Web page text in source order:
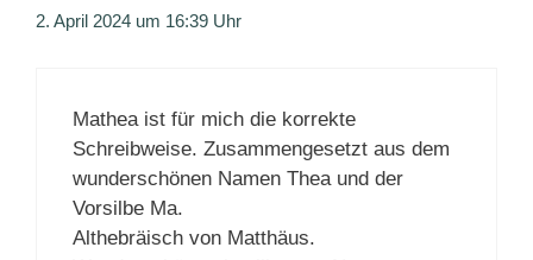
2. April 2024 um 16:39 Uhr
Mathea ist für mich die korrekte
Schreibweise. Zusammengesetzt aus dem
wunderschönen Namen Thea und der
Vorsilbe Ma.
Althebräisch von Matthäus.